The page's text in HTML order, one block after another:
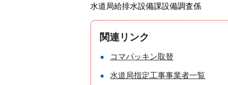
水道局給排水設備課設備調査係
関連リンク
コマパッキン取替
水道局指定工事事業者一覧